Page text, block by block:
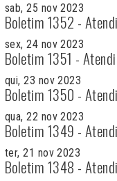
sab, 25 nov 2023
Boletim 1352 -
sex, 24 nov 2023
Boletim 1351 -
qui, 23 nov 2023
Boletim 1350 -
qua, 22 nov 2023
Boletim 1349 -
ter, 21 nov 2023
Boletim 1348 -